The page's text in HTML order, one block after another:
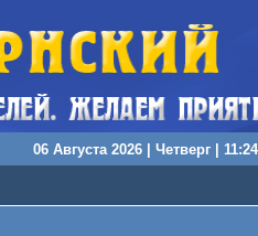
06 Августа 2026 | Четверг |